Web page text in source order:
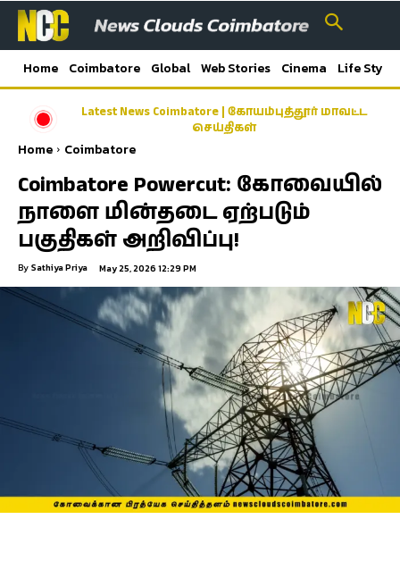
Home Coimbatore Global Web Stories Cinema Life Style
Latest News Coimbatore | கோயம்புத்தூர் மாவட்ட
செய்திகள்
Home Coimbatore
Coimbatore Powercut: கோவையில்
நாளை மின்தடை ஏற்படும்
பகுதிகள் அறிவிப்பு!
By Sathiya Priya May 25, 2026 12:29 PM